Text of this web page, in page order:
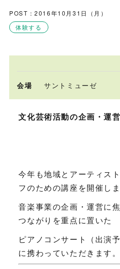
POST：2016年10月31日（月）
体験する
会場 サントミューゼ
文化芸術活動の企画・運
今年も地域とアーティス
フのための講座を開催しま
音楽事業の企画・運営に
つながりを重点に置いた
ピアノコンサート（出演
に携わっていただきます。